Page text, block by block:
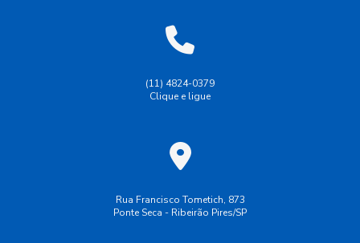
Calibração de instrumentos de medição SP
Calibração de instrumentos de pressão
Calibração de instrumentos de vazão
Calibração de medidores de vazão
(11) 4824-0379
Clique e ligue
Rua Francisco Tometich, 873
Ponte Seca - Ribeirão Pires/SP